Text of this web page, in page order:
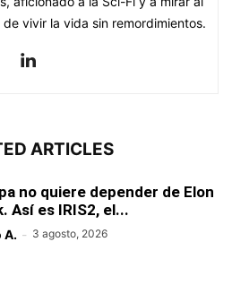
vivir la vida sin remordimientos.
ARTICLES
no quiere depender de Elon
Así es IRIS2, el...
A. - 3 agosto, 2026